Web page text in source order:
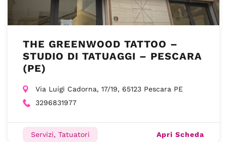
THE GREENWOOD TATTOO –
STUDIO DI TATUAGGI – PESCARA
(PE)
Via Luigi Cadorna, 17/19, 65123 Pescara PE
3296831977
Servizi, Tatuatori Apri Scheda